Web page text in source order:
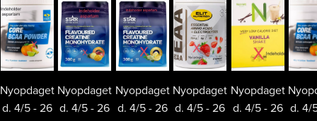
Nyopdaget
d. 4/5 - 26
Nyopdaget
d. 4/5 - 26
Nyopdaget
d. 4/5 - 26
Nyopdaget
d. 4/5 - 26
Nyopdaget
d. 4/5 - 26 d. 4/